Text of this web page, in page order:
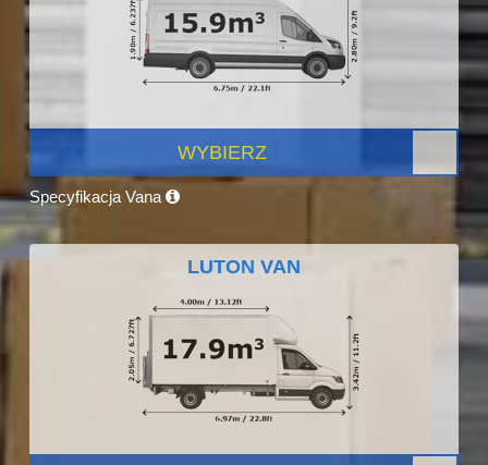
WYBIERZ
Specyfikacja Vana
LUTON VAN